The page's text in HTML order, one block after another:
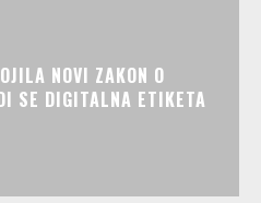
NOVI ZAKON O
SE DIGITALNA ETIKETA